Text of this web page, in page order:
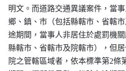
明文。而道路交通異議案件，當
鄉、鎮、市（包括縣轄市、省轄
途期間，當事人非居住於處罰機
縣轄市、省轄市及院轄市），但
院之管轄區域者，依本標準第2